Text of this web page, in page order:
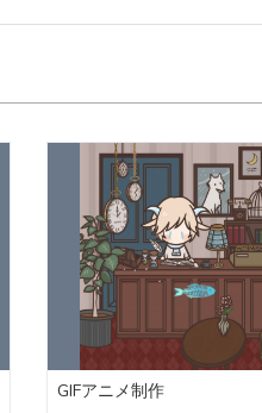
GIFアニメ制作